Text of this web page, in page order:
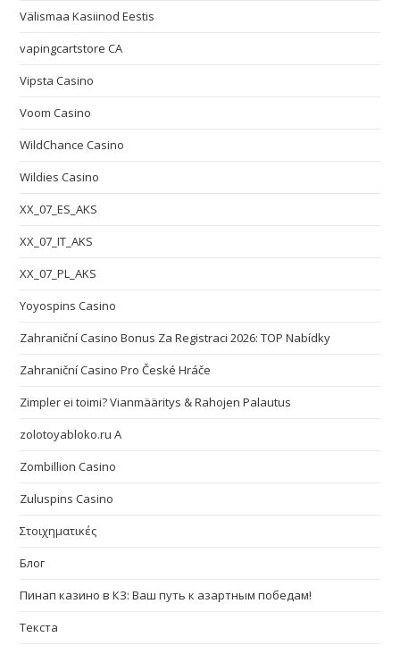
Välismaa Kasiinod Eestis
vapingcartstore CA
Vipsta Casino
Voom Casino
WildChance Casino
Wildies Casino
XX_07_ES_AKS
XX_07_IT_AKS
XX_07_PL_AKS
Yoyospins Casino
Zahraniční Casino Bonus Za Registraci 2026: TOP Nabídky
Zahraniční Casino Pro České Hráče
Zimpler ei toimi? Vianmääritys & Rahojen Palautus
zolotoyabloko.ru A
Zombillion Casino
Zuluspins Casino
Στοιχηματικές
Блог
Пинап казино в КЗ: Ваш путь к азартным победам!
Текста